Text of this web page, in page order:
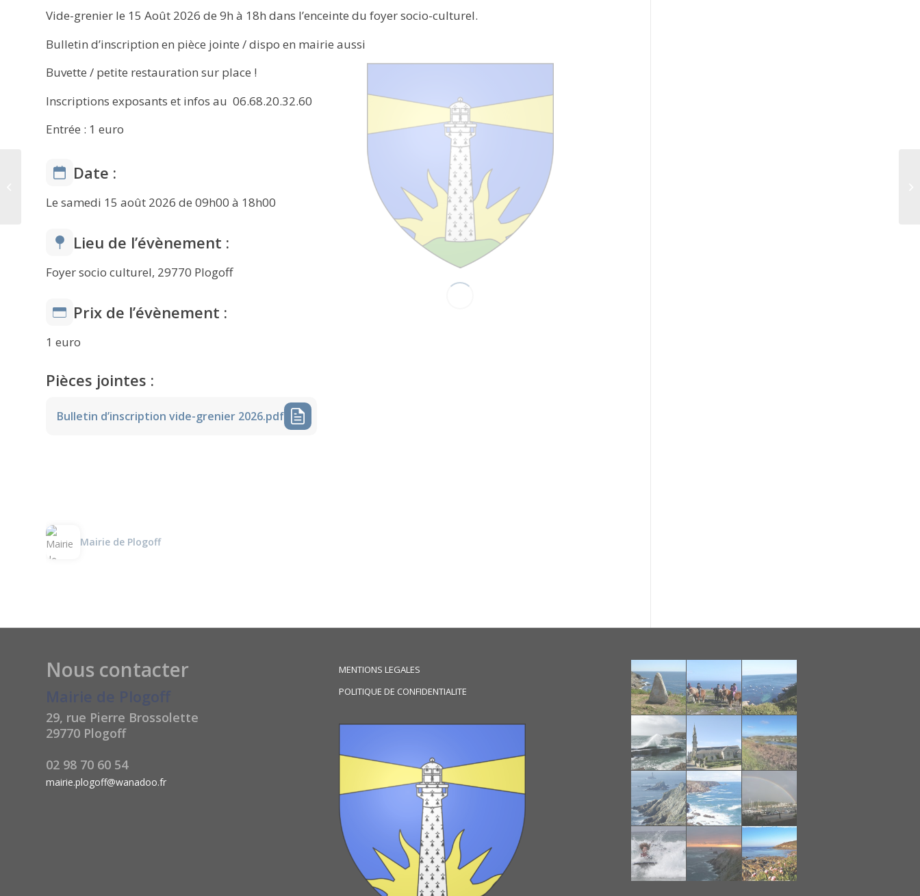
Vide-grenier le 15 Août 2026 de 9h à 18h dans l’enceinte du foyer socio-culturel.
Bulletin d’inscription en pièce jointe / dispo en mairie aussi
Buvette / petite restauration sur place !
Inscriptions exposants et infos au ️ 06.68.20.32.60 ️
Entrée : 1 euro
Date :
Le samedi 15 août 2026 de 09h00 à 18h00
Lieu de l’évènement :
Foyer socio culturel, 29770 Plogoff
Prix de l’évènement :
1 euro
Pièces jointes :
Bulletin d’inscription vide-grenier 2026.pdf
Mairie de Plogoff
Nous contacter
29, rue Pierre Brossolette
29770 Plogoff
02 98 70 60 54
mairie.plogoff@wanadoo.fr
MENTIONS LEGALES
POLITIQUE DE CONFIDENTIALITE
‍️ Qualité des eaux de